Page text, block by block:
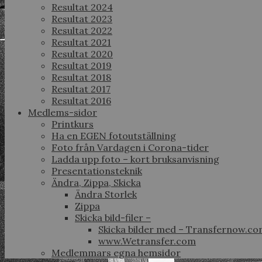
Resultat 2024
Resultat 2023
Resultat 2022
Resultat 2021
Resultat 2020
Resultat 2019
Resultat 2018
Resultat 2017
Resultat 2016
Medlems-sidor
Printkurs
Ha en EGEN fotoutställning
Foto från Vardagen i Corona-tider
Ladda upp foto – kort bruksanvisning
Presentationsteknik
Ändra, Zippa, Skicka
Ändra Storlek
Zippa
Skicka bild-filer –
Skicka bilder med –
www.Wetransfer.com
Medlemmars egna hemsidor